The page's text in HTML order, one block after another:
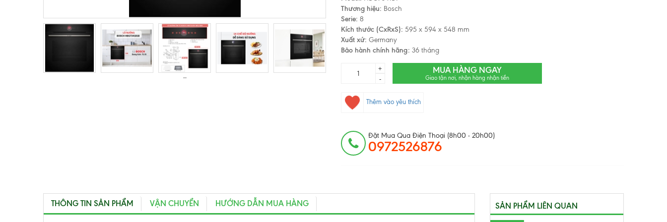
Thương hiệu: Bosch
Serie: 8
Kích thước (CxRxS): 595 x 594 x 548 mm
Xuất xứ: Germany
Bảo hành chính hãng: 36 tháng
+
-
MUA HÀNG NGAY
Giao tận nơi, nhận hàng nhận tiền
Thêm vào yêu thích
Đặt Mua Qua Điện Thoại (8h00 - 20h00)
0972526876
THÔNG TIN SẢN PHẨM VẬN CHUYỂN HƯỚNG DẪN MUA HÀNG SẢN PHẨM LIÊN QUAN